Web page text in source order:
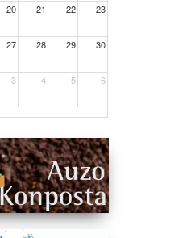
20 21 22 23
27 28 29 30
3 4 5 6